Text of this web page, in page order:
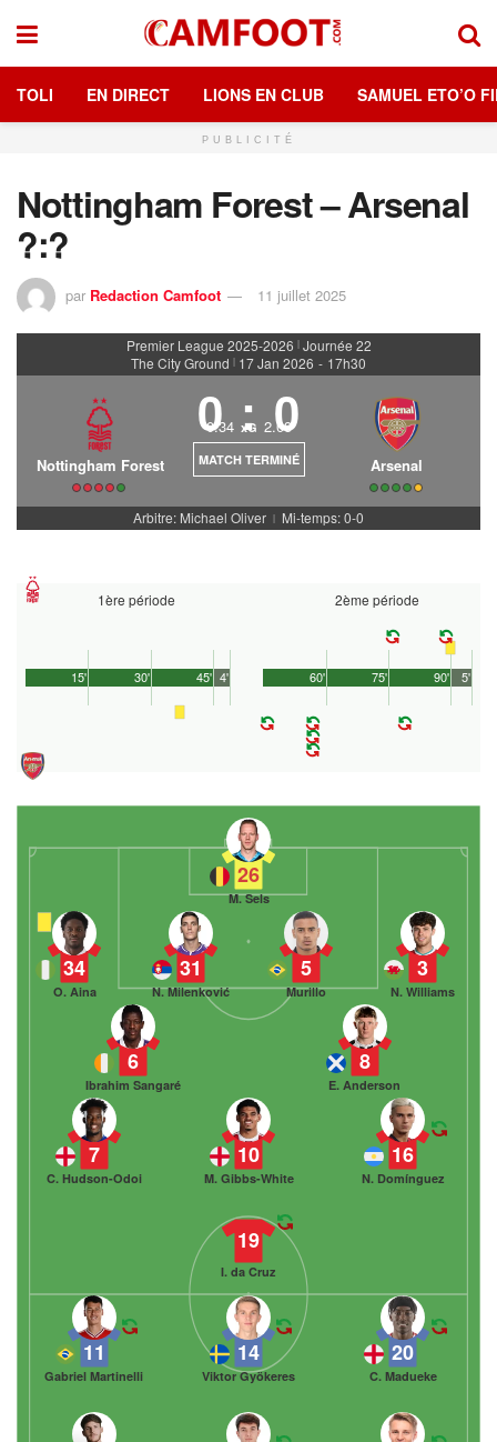
TOLI EN DIRECT LIONS EN CLUB SAMUEL ETO’O
PUBLICITÉ
Nottingham Forest – Arsenal
?:?
par Redaction Camfoot 11 juillet 2025
Premier League 2025-2026 | Journée 22
The City Ground | 17 Jan 2026 - 17h30
Nottingham Forest
0 : 0
0.34 xG 2.03
MATCH TERMINÉ Arsenal
Arbitre: Michael Oliver | Mi-temps: 0-0
1ère période
45'
15' 30' 4'
2ème période
90'
60' 75' 5'
26
M. Sels
3
N. Williams
5
Murillo
31
N. Milenković
34
O. Aina
8
E. Anderson
6
Ibrahim Sangaré
16
N. Domínguez
10
M. Gibbs-White
7
C. Hudson-Odoi
19
I. da Cruz
11
Gabriel Martinelli
14
Viktor Gyökeres
20
C. Madueke